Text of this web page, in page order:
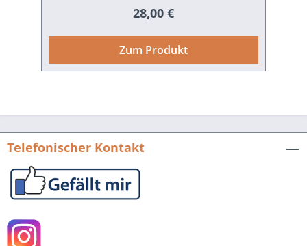
Bekämpfung der absolutistischen
französischen Königs Ludwig XIV. Seit
großem Erfolg um die Ansiedlung der
neuere Studien zu Valkenier. Im
Werk dieses niederländischen
Gesandten ausführlich vorgestellt. Der
Regulärer Preis:
28,00 €
Zum Produkt
Telefonischer Kontakt